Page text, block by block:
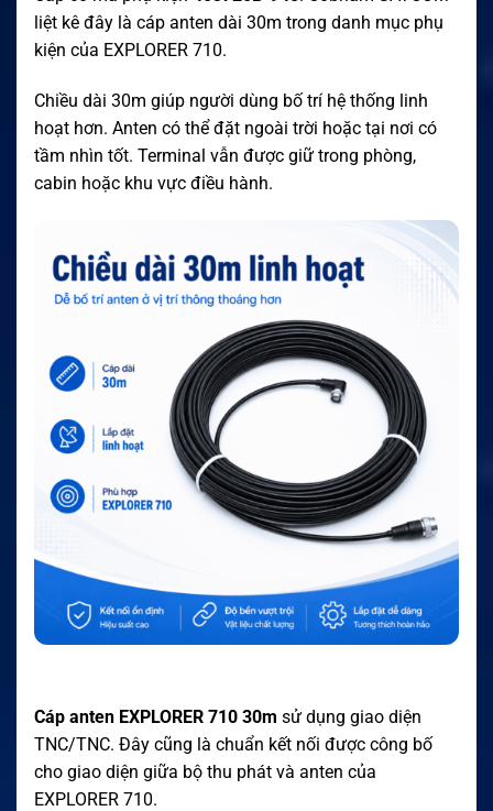
liệt kê đây là cáp anten dài 30m trong danh mục phụ
kiện của EXPLORER 710.
Chiều dài 30m giúp người dùng bố trí hệ thống linh
hoạt hơn. Anten có thể đặt ngoài trời hoặc tại nơi có
tầm nhìn tốt. Terminal vẫn được giữ trong phòng,
cabin hoặc khu vực điều hành.
Cáp anten EXPLORER 710 30m sử dụng giao diện
TNC/TNC. Đây cũng là chuẩn kết nối được công bố
cho giao diện giữa bộ thu phát và anten của
EXPLORER 710.